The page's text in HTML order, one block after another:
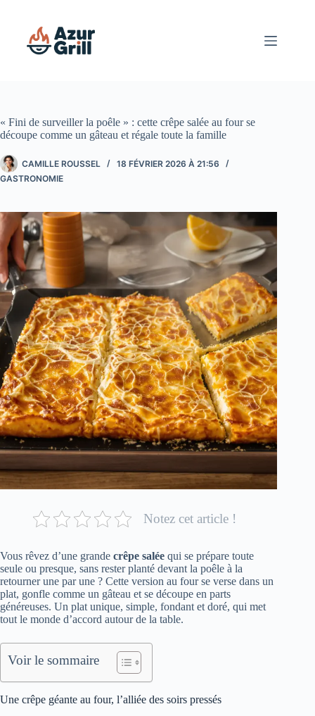
« Fini de surveiller la poêle » : cette crêpe salée au four se
découpe comme un gâteau et régale toute la famille
CAMILLE ROUSSEL
18 FÉVRIER 2026 À 21:56
GASTRONOMIE
Notez cet article !
Vous rêvez d’une grande crêpe salée qui se prépare toute
seule ou presque, sans rester planté devant la poêle à la
retourner une par une ? Cette version au four se verse dans un
plat, gonfle comme un gâteau et se découpe en parts
généreuses. Un plat unique, simple, fondant et doré, qui met
tout le monde d’accord autour de la table.
Voir le sommaire
Une crêpe géante au four, l’alliée des soirs pressés